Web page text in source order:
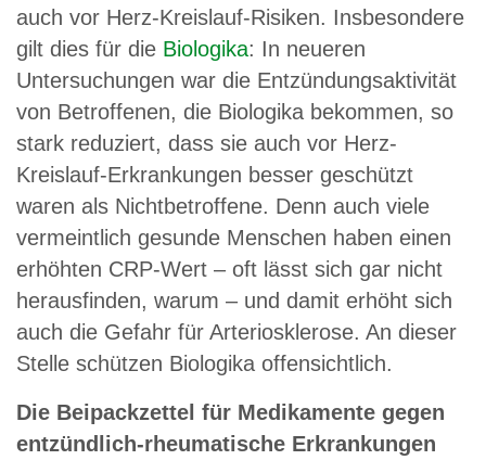
auch vor Herz-Kreislauf-Risiken. Insbesondere
gilt dies für die Biologika: In neueren
Untersuchungen war die Entzündungsaktivität
von Betroffenen, die Biologika bekommen, so
stark reduziert, dass sie auch vor Herz-
Kreislauf-Erkrankungen besser geschützt
waren als Nichtbetroffene. Denn auch viele
vermeintlich gesunde Menschen haben einen
erhöhten CRP-Wert – oft lässt sich gar nicht
herausfinden, warum – und damit erhöht sich
auch die Gefahr für Arteriosklerose. An dieser
Stelle schützen Biologika offensichtlich.
Die Beipackzettel für Medikamente gegen
entzündlich-rheumatische Erkrankungen